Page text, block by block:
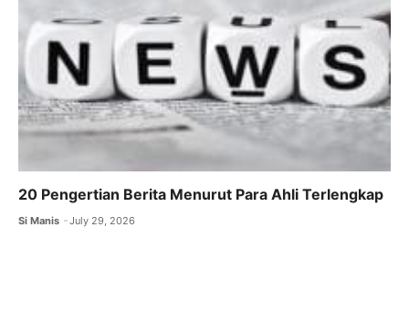
20 Pengertian Berita Menurut Para Ahli Terlengkap
Si Manis July 29, 2026